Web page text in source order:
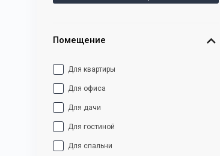
Помещение
Для квартиры
Для офиса
Для дачи
Для гостиной
Для спальни